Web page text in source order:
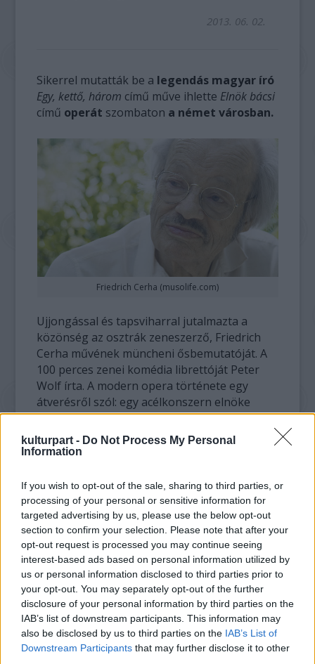
kulturpart - Do Not Process My Personal
Information
If you wish to opt-out of the sale, sharing to third parties, or
processing of your personal or sensitive information for
targeted advertising by us, please use the below opt-out
section to confirm your selection. Please note that after your
opt-out request is processed you may continue seeing
interest-based ads based on personal information utilized by
us or personal information disclosed to third parties prior to
your opt-out. You may separately opt-out of the further
disclosure of your personal information by third parties on the
IAB’s list of downstream participants. This information may
also be disclosed by us to third parties on the IAB’s List of
Downstream Participants that may further disclose it to other
2013. 06. 02.
Sikerrel mutatták be a legendás magyar író
Egy, kettő, három című műve ihlette Elnök bácsi
című operát szombaton a német városban.
Friedrich Cerha (musolife.com)
Ujjongással és tapsviharral jutalmazta a
közönség az osztrák zeneszerző, Friedrich
Cerha művének müncheni ősbemutatóját. A
100 perces zenei komédia librettóját Peter
Wolf írta. A modern opera története egy
átverésről szól: egy acélkonszern elnöke
rengeteg pénz és értékes kapcsolatok
felhasználásával egy egyszerű biciklis
futárból vezérigazgatót csinál abban a
partnerének lányát az ifjú feleségül veszi.
Friedrich Cerha negyedik operája a müncheni
operaház és az Ernst von Siemens Zenei
Alapítvány együttműködésében került színre.
Molnár Ferenc színdarabjának nem ez az első
feldolgozása: a világhírű amerikai rendező,
forgatókönyvíró Billy Wilder 1961-ben
azonos című filmet készített a történet
alapján.